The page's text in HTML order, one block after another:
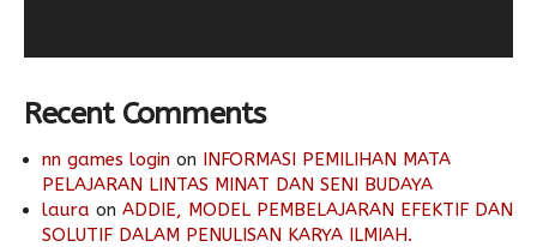
Recent Comments
nn games login on INFORMASI PEMILIHAN MATA
PELAJARAN LINTAS MINAT DAN SENI BUDAYA
laura on ADDIE, MODEL PEMBELAJARAN EFEKTIF DAN
SOLUTIF DALAM PENULISAN KARYA ILMIAH.